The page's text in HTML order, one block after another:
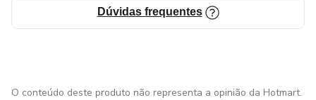
Dúvidas frequentes
O conteúdo deste produto não representa a opinião da Hotmart.